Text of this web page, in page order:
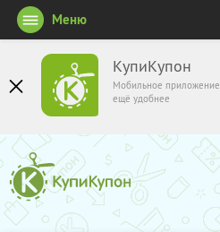
КупиКупон
Мобильное приложение
ещё удобнее
Меню